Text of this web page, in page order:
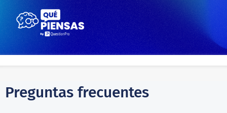
Preguntas frecuentes